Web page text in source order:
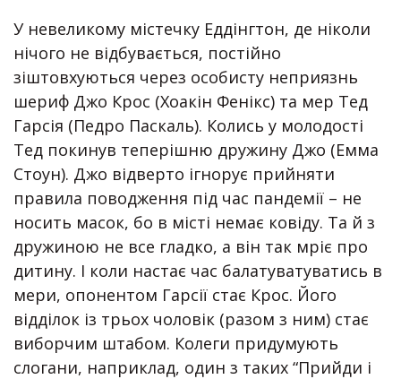
У невеликому містечку Еддінгтон, де ніколи
нічого не відбувається, постійно
зіштовхуються через особисту неприязнь
шериф Джо Крос (Хоакін Фенікс) та мер Тед
Гарсія (Педро Паскаль). Колись у молодості
Тед покинув теперішню дружину Джо (Емма
Стоун). Джо відверто ігнорує прийняти
правила поводження під час пандемії – не
носить масок, бо в місті немає ковіду. Та й з
дружиною не все гладко, а він так мріє про
дитину. І коли настає час балатуватуватись в
мери, опонентом Гарсії стає Крос. Його
відділок із трьох чоловік (разом з ним) стає
виборчим штабом. Колеги придумують
слогани, наприклад, один з таких “Прийди і